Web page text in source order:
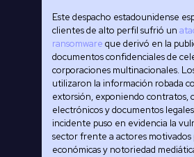
Este despacho estadounidense
clientes de alto perfil sufrió un
ransomware que derivó en la
documentos confidenciales de
corporaciones multinacionales.
utilizaron la información robada
extorsión, exponiendo contratos,
electrónicos y documentos
incidente puso en evidencia la
sector frente a actores motivados
económicas y notoriedad